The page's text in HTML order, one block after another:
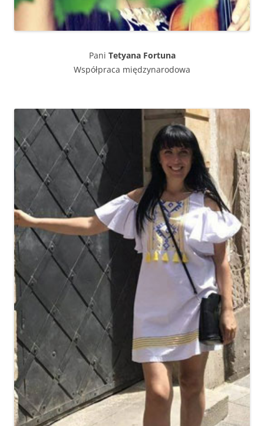
Pani Tetyana Fortuna
Współpraca międzynarodowa